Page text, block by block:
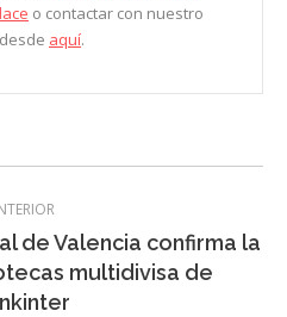
o contactar con nuestro
aquí.
Entrada
anterior:
de Valencia confirma la
multidivisa de